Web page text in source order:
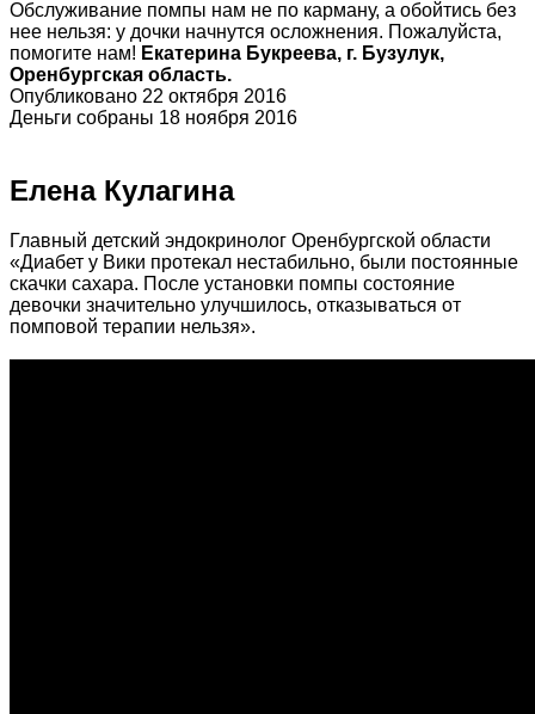
Обслуживание помпы нам не по карману, а обойтись без
нее нельзя: у дочки начнутся осложнения. Пожалуйста,
помогите нам! Екатерина Букреева, г. Бузулук,
Оренбургская область.
Опубликовано 22 октября 2016
Деньги собраны 18 ноября 2016
Елена Кулагина
Главный детский эндокринолог Оренбургской области
«Диабет у Вики протекал нестабильно, были постоянные
скачки сахара. После установки помпы состояние
девочки значительно улучшилось, отказываться от
помповой терапии нельзя».